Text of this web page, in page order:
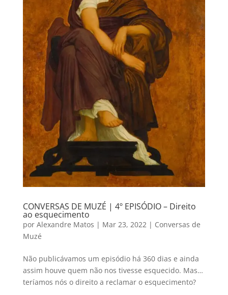
CONVERSAS DE MUZÉ | 4º EPISÓDIO – Direito
ao esquecimento
por Alexandre Matos | Mar 23, 2022| Conversas de
Muzé
Não publicávamos um episódio há 360 dias e ainda
assim houve quem não nos tivesse esquecido. Mas…
teríamos nós o direito a reclamar o esquecimento?